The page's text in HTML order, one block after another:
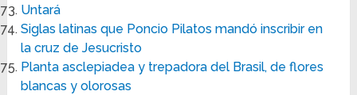
Untará
Siglas latinas que Poncio Pilatos mandó inscribir en
la cruz de Jesucristo
Planta asclepiadea y trepadora del Brasil, de flores
blancas y olorosas